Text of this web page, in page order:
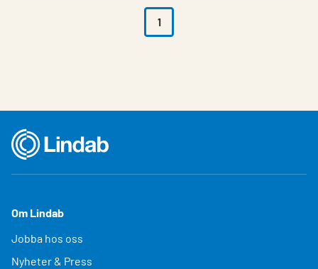
1
Om Lindab
Jobba hos oss
Nyheter & Press